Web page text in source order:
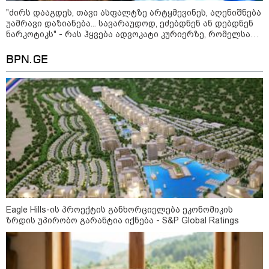
კონფლიქტები
"ძირს დააგდეს, თავი ასფალტზე არტყმევინეს, აღენიშნება
უამრავი დაზიანება... სავარაუდოდ, ეძებდნენ ან დებდნენ
ნარკოტიკს" - რას ჰყვება ადვოკატი კურიერზე, რომელსაც
BPN.GE
Eagle Hills-ის პროექტის განხორციელება ეკონომიკის
ზრდის უპირობო გარანტია იქნება - S&P Global Ratings